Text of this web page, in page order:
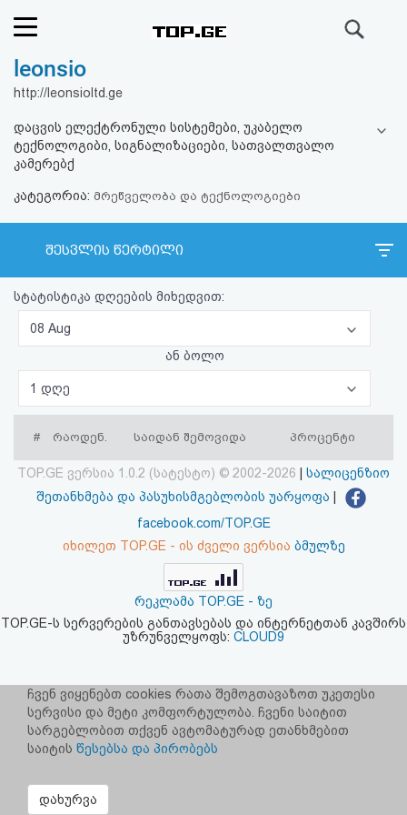
რეიტინგი
ფოსტა
კითხვა-
პასუხი
ავტორიზაცია
რეგისტრაცია
პაროლის
აღდგენა
HTML
კოდი
სალიცენზიო
და
უარყოფა
leonsio
http://leonsioltd.ge
დაცვის ელექტრონული სისტემები, უკაბელო
ტექნოლოგიბი, სიგნალიზაციები, სათვალთვალო
კამერებქ
კატეგორია: მრეწველობა და ტექნოლოგიები
შესვლის წერტილი
სტატისტიკა დღეების მიხედვით:
08 Aug
ან ბოლო
1 დღე
# რაოდენ. საიდან შემოვიდა პროცენტი
TOP.GE ვერსია 1.0.2 (სატესტო) © 2002-2026
სალიცენზიო
შეთანხმება და პასუხისმგებლობის უარყოფა
facebook.com/TOP.GE
იხილეთ TOP.GE - ის ძველი ვერსია ბმულზე
რეკლამა TOP.GE - ზე
TOP.GE-ს სერვერების განთავსებას და ინტერნეტთან კავშირს
უზრუნველყოფს: CLOUD9
ჩვენ ვიყენებთ cookies რათა შემოგთავაზოთ უკეთესი
სერვისი და მეტი კომფორტულობა. ჩვენი საიტით
სარგებლობით თქვენ ავტომატურად ეთანხმებით
საიტის წესებსა და პირობებს
დახურვა